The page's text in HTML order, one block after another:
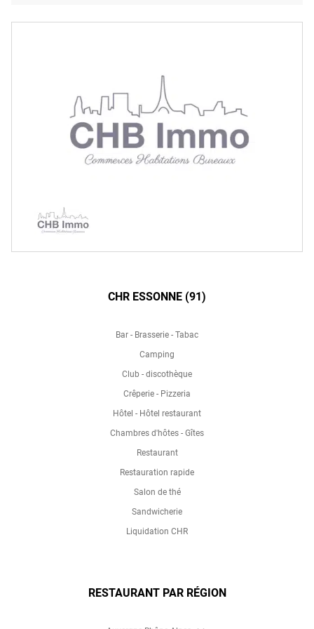
CHR ESSONNE (91)
Bar - Brasserie - Tabac
Camping
Club - discothèque
Crêperie - Pizzeria
Hôtel - Hôtel restaurant
Chambres d'hôtes - Gîtes
Restaurant
Restauration rapide
Salon de thé
Sandwicherie
Liquidation CHR
RESTAURANT PAR RÉGION